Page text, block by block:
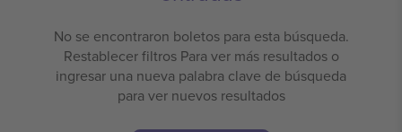
No se encontraron boletos para esta búsqueda.
Restablecer filtros Para ver más resultados o
ingresar una nueva palabra clave de búsqueda
para ver nuevos resultados